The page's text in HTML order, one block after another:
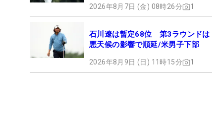
2026年8月7日 (金) 08時26分 1
石川遼は暫定68位 第3ラウンドは
悪天候の影響で順延/米男子下部
2026年8月9日 (日) 11時15分 1